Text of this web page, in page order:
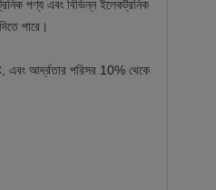
পণ্য এবং বিভিন্ন ইলেকট্রনিক
পারে।
এবং আর্দ্রতার পরিসর 10% থেকে